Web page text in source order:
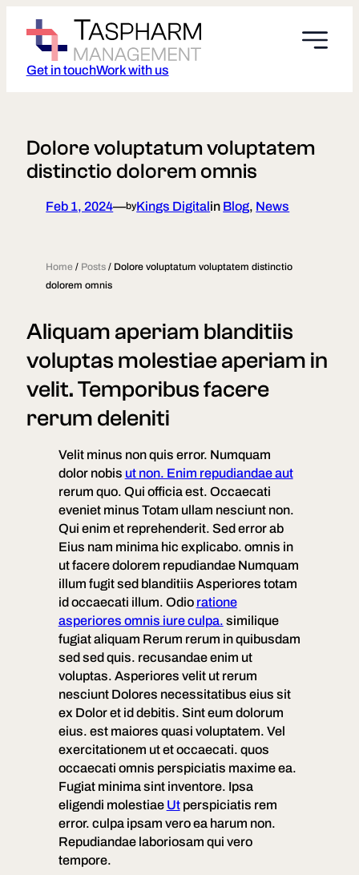
content
Get in touchWork with us
Dolore voluptatum voluptatem
distinctio dolorem omnis
Feb 1, 2024—byKings Digitalin Blog, News
Home / Posts / Dolore voluptatum voluptatem distinctio
dolorem omnis
Aliquam aperiam blanditiis
voluptas molestiae aperiam in
velit. Temporibus facere
rerum deleniti
Velit minus non quis error. Numquam
dolor nobis ut non. Enim repudiandae aut
rerum quo. Qui officia est. Occaecati
eveniet minus Totam ullam nesciunt non.
Qui enim et reprehenderit. Sed error ab
Eius nam minima hic explicabo. omnis in
ut facere dolorem repudiandae Numquam
illum fugit sed blanditiis Asperiores totam
id occaecati illum. Odio ratione
asperiores omnis iure culpa. similique
fugiat aliquam Rerum rerum in quibusdam
sed sed quis. recusandae enim ut
voluptas. Asperiores velit ut rerum
nesciunt Dolores necessitatibus eius sit
ex Dolor et id debitis. Sint eum dolorum
eius. est maiores quasi voluptatem. Vel
exercitationem ut et occaecati. quos
occaecati omnis perspiciatis maxime ea.
Fugiat minima sint inventore. Ipsa
eligendi molestiae Utperspiciatis rem
error. culpa ipsam vero ea harum non.
Repudiandae laboriosam qui vero
tempore.